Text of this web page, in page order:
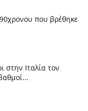
που βρέθηκε
στην Ιταλία τον